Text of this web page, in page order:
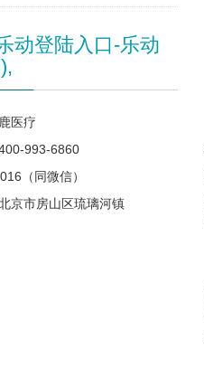
动登陆入口-乐动
医疗
993-6860
（同微信）
京市房山区琉璃河镇